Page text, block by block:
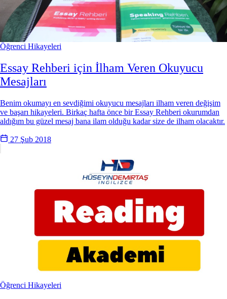
Öğrenci Hikayeleri
Essay Rehberi için İlham Veren Okuyucu
Mesajları
Benim okumayı en sevdiğimi okuyucu mesajları ilham veren değişim
ve başarı hikayeleri. Birkaç hafta önce bir Essay Rehberi okurumdan
aldığım bu güzel mesaj bana ilam olduğu kadar size de ilham olacaktır.
27 Şub 2018
Öğrenci Hikayeleri